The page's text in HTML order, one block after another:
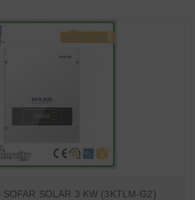
SOLAR 3 KW (3KTLM-G2)